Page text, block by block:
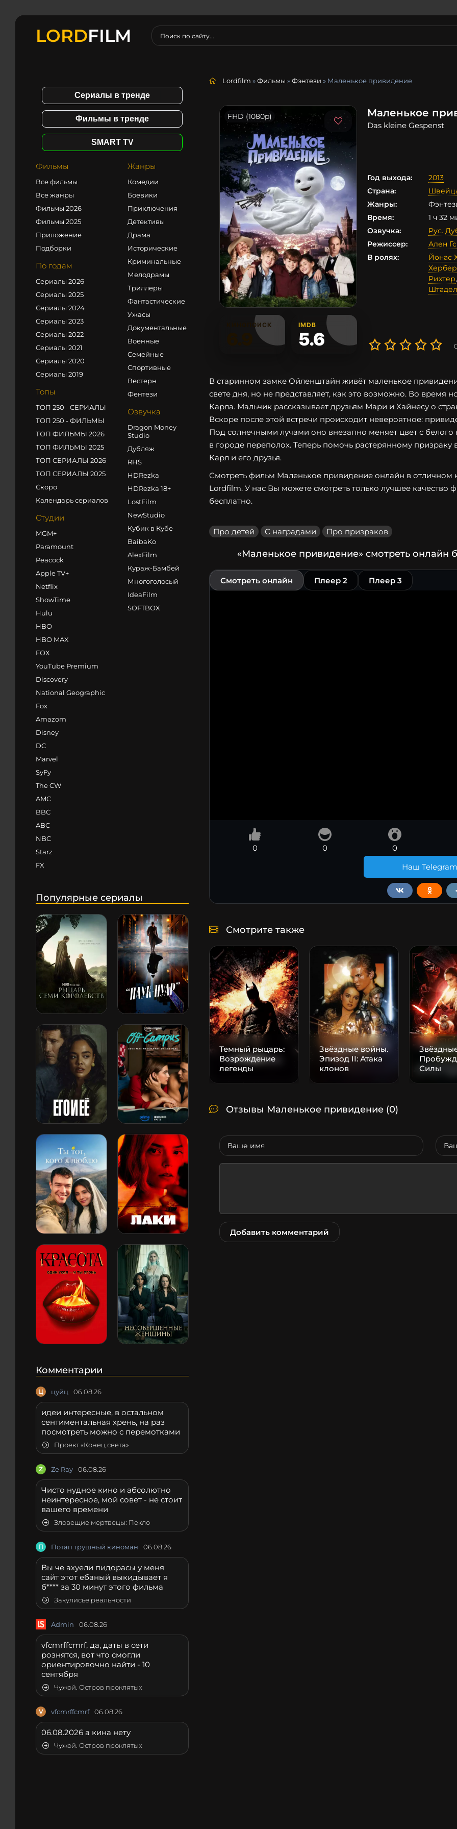
LORDFILM
Сериалы в тренде
Фильмы в тренде
SMART TV
Фильмы
Все фильмы
Все жанры
Фильмы 2026
Фильмы 2025
Приложение
Подборки
По годам
Сериалы 2026
Сериалы 2025
Сериалы 2024
Сериалы 2023
Сериалы 2022
Сериалы 2021
Сериалы 2020
Сериалы 2019
Топы
ТОП 250 - СЕРИАЛЫ
ТОП 250 - ФИЛЬМЫ
ТОП ФИЛЬМЫ 2026
ТОП ФИЛЬМЫ 2025
ТОП СЕРИАЛЫ 2026
ТОП СЕРИАЛЫ 2025
Скоро
Календарь сериалов
Студии
MGM+
Paramount
Peacock
Apple TV+
Netflix
ShowTime
Hulu
HBO
HBO MAX
FOX
YouTube Premium
Discovery
National Geographic
Fox
Amazom
Disney
DC
Marvel
SyFy
The CW
AMC
BBC
ABC
NBC
Starz
FX
Жанры
Комедии
Боевики
Приключения
Детективы
Драма
Исторические
Криминальные
Мелодрамы
Триллеры
Фантастические
Ужасы
Документальные
Военные
Семейные
Спортивные
Вестерн
Фентези
Озвучка
Dragon Money
Studio
Дубляж
RHS
HDRezka
HDRezka 18+
LostFilm
NewStudio
Кубик в Кубе
BaibaKo
AlexFilm
Кураж-Бамбей
Многоголосый
IdeaFilm
SOFTBOX
Популярные сериалы
Комментарии
Ц цуйц 06.08.26
идеи интересные, в остальном
сентиментальная хрень, на раз
посмотреть можно с перемотками
Проект «Конец света»
Z Ze Ray 06.08.26
Чисто нудное кино и абсолютно
неинтересное, мой совет - не стоит
вашего времени
Зловещие мертвецы: Пекло
П Потап трушный киноман 06.08.26
Вы че ахуели пидорасы у меня
сайт этот ебаный выкидывает я
б**** за 30 минут этого фильма
Закулисье реальности
Admin 06.08.26
vfcmrffcmrf, да, даты в сети
рознятся, вот что смогли
ориентировочно найти - 10
сентября
Чужой. Остров проклятых
V vfcmrffcmrf 06.08.26
06.08.2026 а кина нету
Чужой. Остров проклятых
Lordfilm »Фильмы »Фэнтези » Маленькое привидение
FHD (1080p)
КИНОПОИСК IMDB
5.6
Маленькое
Das kleine Gespenst
Год выхода:
2013
Страна:
Жанры:
Время:
1 ч 32
Озвучка:
Рус.
Режиссер:
Ален
В ролях:
Йонас
Рихтер,
В старинном замке Ойленштайн живёт маленькое
свете дня, но не представляет, как это возможно. Во время
Карла. Мальчик рассказывает друзьям Мари и Хайнесу о
Вскоре после этой встречи происходит невероятное:
Под солнечными лучами оно внезапно меняет цвет с
в городе переполох. Теперь помочь растерянному призраку
Карл и его друзья.
Смотреть фильм Маленькое привидение онлайн в отличном
Lordfilm. У нас Вы можете смотреть только лучшее качество
бесплатно.
Про детей С наградами Про призраков
«Маленькое привидение» смотреть онлайн
Смотреть онлайн Плеер 2 Плеер 3
0 0 0
Наш Telegram
Смотрите также
Темный рыцарь:
Возрождение
легенды
Звёздные войны.
Эпизод II: Атака
клонов
Силы
Отзывы Маленькое привидение (0)
Добавить комментарий